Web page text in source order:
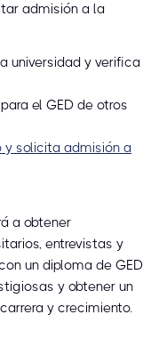
admisión a la
universidad y verifica
el GED de otros
y solicita admisión a
a obtener
entrevistas y
un diploma de GED
y obtener un
y crecimiento.